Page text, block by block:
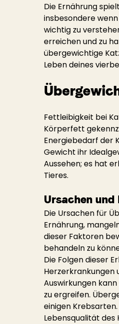
Die Ernährung
insbesondere
wichtig zu
erreichen und zu
übergewichtige
Leben deines
Fettleibigkeit bei
Körperfett
Energiebedarf der
Gewicht ihr
Aussehen; es hat
Tieres.
Ursachen
Die Ursachen für
Ernährung,
dieser Faktoren
behandeln zu
Die Folgen dieser
Herzerkrankungen
Auswirkungen
zu ergreifen.
einigen
Lebensqualität